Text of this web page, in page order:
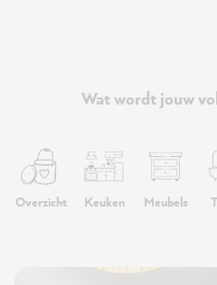
Wat wordt jouw
Overzicht Keuken Meubels